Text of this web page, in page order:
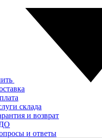
склада
и возврат
и ответы